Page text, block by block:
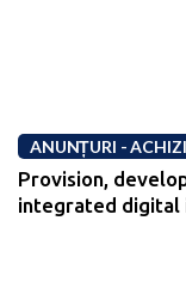
ANUNȚURI -
Provision,
integrated digital